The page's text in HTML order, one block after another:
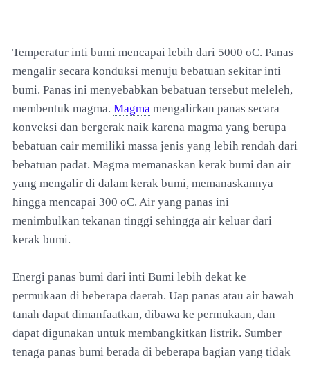
Temperatur inti bumi mencapai lebih dari 5000 oC. Panas
mengalir secara konduksi menuju bebatuan sekitar inti
bumi. Panas ini menyebabkan bebatuan tersebut meleleh,
membentuk magma. Magma mengalirkan panas secara
konveksi dan bergerak naik karena magma yang berupa
bebatuan cair memiliki massa jenis yang lebih rendah dari
bebatuan padat. Magma memanaskan kerak bumi dan air
yang mengalir di dalam kerak bumi, memanaskannya
hingga mencapai 300 oC. Air yang panas ini
menimbulkan tekanan tinggi sehingga air keluar dari
kerak bumi.
Energi panas bumi dari inti Bumi lebih dekat ke
permukaan di beberapa daerah. Uap panas atau air bawah
tanah dapat dimanfaatkan, dibawa ke permukaan, dan
dapat digunakan untuk membangkitkan listrik. Sumber
tenaga panas bumi berada di beberapa bagian yang tidak